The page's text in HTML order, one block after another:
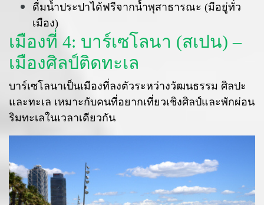
ดื่มน้ำประปาได้ฟรีจากน้ำพุสาธารณะ (มีอยู่ทั่ว
เมือง)
เมืองที่ 4: บาร์เซโลนา (สเปน) –
เมืองศิลป์ติดทะเล
บาร์เซโลนาเป็นเมืองที่ลงตัวระหว่างวัฒนธรรม ศิลปะ
และทะเล เหมาะกับคนที่อยากเที่ยวเชิงศิลป์และพักผ่อน
ริมทะเลในเวลาเดียวกัน